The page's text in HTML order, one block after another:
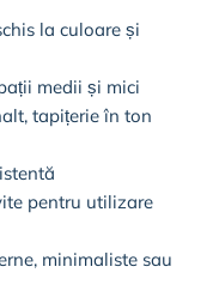
la culoare și
medii și mici
tapițerie în ton
pentru utilizare
minimaliste sau